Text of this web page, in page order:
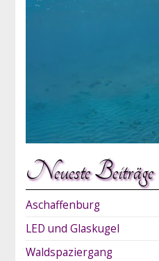
Neueste Beiträge
Aschaffenburg
LED und Glaskugel
Waldspaziergang